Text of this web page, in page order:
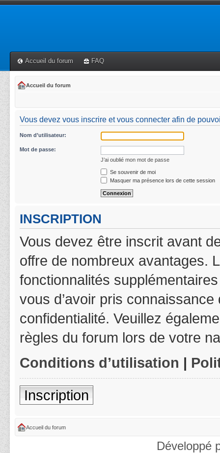
Accueil du forum FAQ
Accueil du forum
Vous devez vous inscrire et vous connecter afin de
Nom d’utilisateur:
Mot de passe:
J’ai oublié mon mot de passe
Se souvenir de moi
Masquer ma présence lors de cette session
INSCRIPTION
Vous devez être inscrit avant
offre de nombreux avantages.
fonctionnalités
vous d’avoir pris
confidentialité. Veuillez
règles du forum lors de votre
Conditions d’utilisation |
Inscription
Accueil du forum
Développé